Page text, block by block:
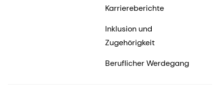
Karriereberichte
Inklusion und
Zugehörigkeit
Beruflicher Werdegang